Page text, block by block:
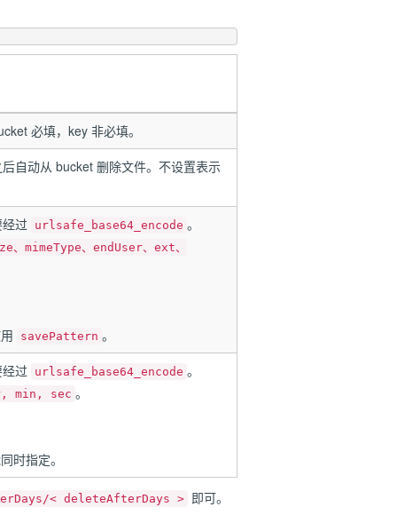
必填，key 非必填。
自动从 bucket 删除文件。不设置表示
过 urlsafe_base64_encode 。
mimeType、endUser、ext、
savePattern 。
过
urlsafe_base64_encode 。
min, sec 。
时指定。
< deleteAfterDays > 即可。